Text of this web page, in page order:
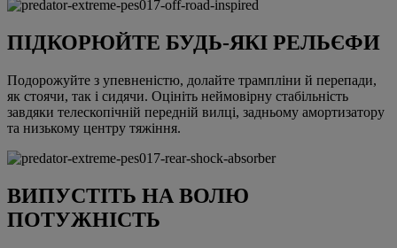
ПІДКОРЮЙТЕ БУДЬ-ЯКІ РЕЛЬЄФИ
Подорожуйте з упевненістю, долайте трампліни й перепади,
як стоячи, так і сидячи. Оцініть неймовірну стабільність
завдяки телескопічній передній вилці, задньому амортизатору
та низькому центру тяжіння.
ВИПУСТІТЬ НА ВОЛЮ
ПОТУЖНІСТЬ